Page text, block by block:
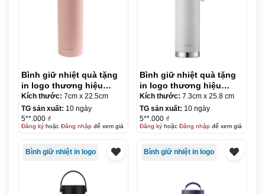
Bình giữ nhiệt quà tặng
in logo thương hiệu
LocknLock NAME
TUMBLER 500ml KQ-
BGN43
Kích thước: 7cm x 22.5cm
TG sản xuất: 10 ngày
5**.000 ₫
Đăng kýhoặc Đăng nhậpđể xem giá
Bình giữ nhiệt quà tặng
in logo thương hiệu
LocknLock Metro Edge
Tumbler 620ml KQ-BGN44
Kích thước: 7.3cm x 25.8 cm
TG sản xuất: 10 ngày
5**.000 ₫
Đăng kýhoặc Đăng nhậpđể xem giá
Bình giữ nhiệt in logo Bình giữ nhiệt in logo